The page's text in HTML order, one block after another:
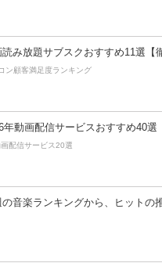
み放題サブスクおすすめ11選【
ン顧客満足度ランキング
年動画配信サービスおすすめ40選
配信サービス20選
の音楽ランキングから、ヒットの